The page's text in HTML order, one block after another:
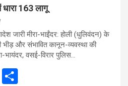
धारा 163 लागू
जारी मीरा-भाईंदर: होली (धुलिवंदन) के
और संभावित कानून-व्यवस्था की
भायंदर, वसई-विरार पुलिस…
X